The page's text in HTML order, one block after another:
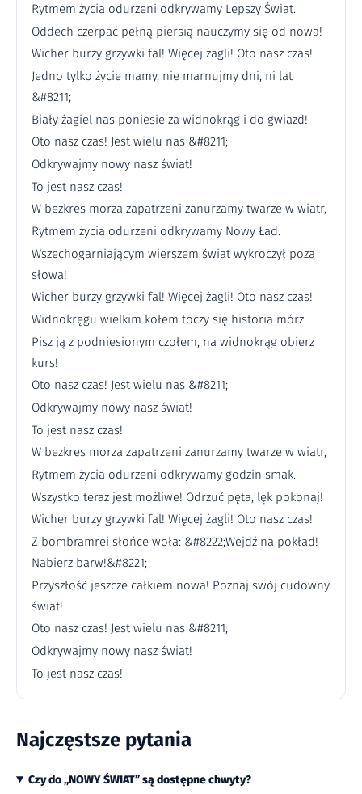
Rytmem życia odurzeni odkrywamy Lepszy Świat.
Oddech czerpać pełną piersią nauczymy się od nowa!
Wicher burzy grzywki fal! Więcej żagli! Oto nasz czas!
Jedno tylko życie mamy, nie marnujmy dni, ni lat
&#8211;
Biały żagiel nas poniesie za widnokrąg i do gwiazd!
Oto nasz czas! Jest wielu nas &#8211;
Odkrywajmy nowy nasz świat!
To jest nasz czas!
W bezkres morza zapatrzeni zanurzamy twarze w wiatr,
Rytmem życia odurzeni odkrywamy Nowy Ład.
Wszechogarniającym wierszem świat wykroczył poza
słowa!
Wicher burzy grzywki fal! Więcej żagli! Oto nasz czas!
Widnokręgu wielkim kołem toczy się historia mórz
Pisz ją z podniesionym czołem, na widnokrąg obierz
kurs!
Oto nasz czas! Jest wielu nas &#8211;
Odkrywajmy nowy nasz świat!
To jest nasz czas!
W bezkres morza zapatrzeni zanurzamy twarze w wiatr,
Rytmem życia odurzeni odkrywamy godzin smak.
Wszystko teraz jest możliwe! Odrzuć pęta, lęk pokonaj!
Wicher burzy grzywki fal! Więcej żagli! Oto nasz czas!
Z bombramrei słońce woła: &#8222;Wejdź na pokład!
Nabierz barw!&#8221;
Przyszłość jeszcze całkiem nowa! Poznaj swój cudowny
świat!
Oto nasz czas! Jest wielu nas &#8211;
Odkrywajmy nowy nasz świat!
To jest nasz czas!
Najczęstsze pytania
Czy do „NOWY ŚWIAT” są dostępne chwyty?